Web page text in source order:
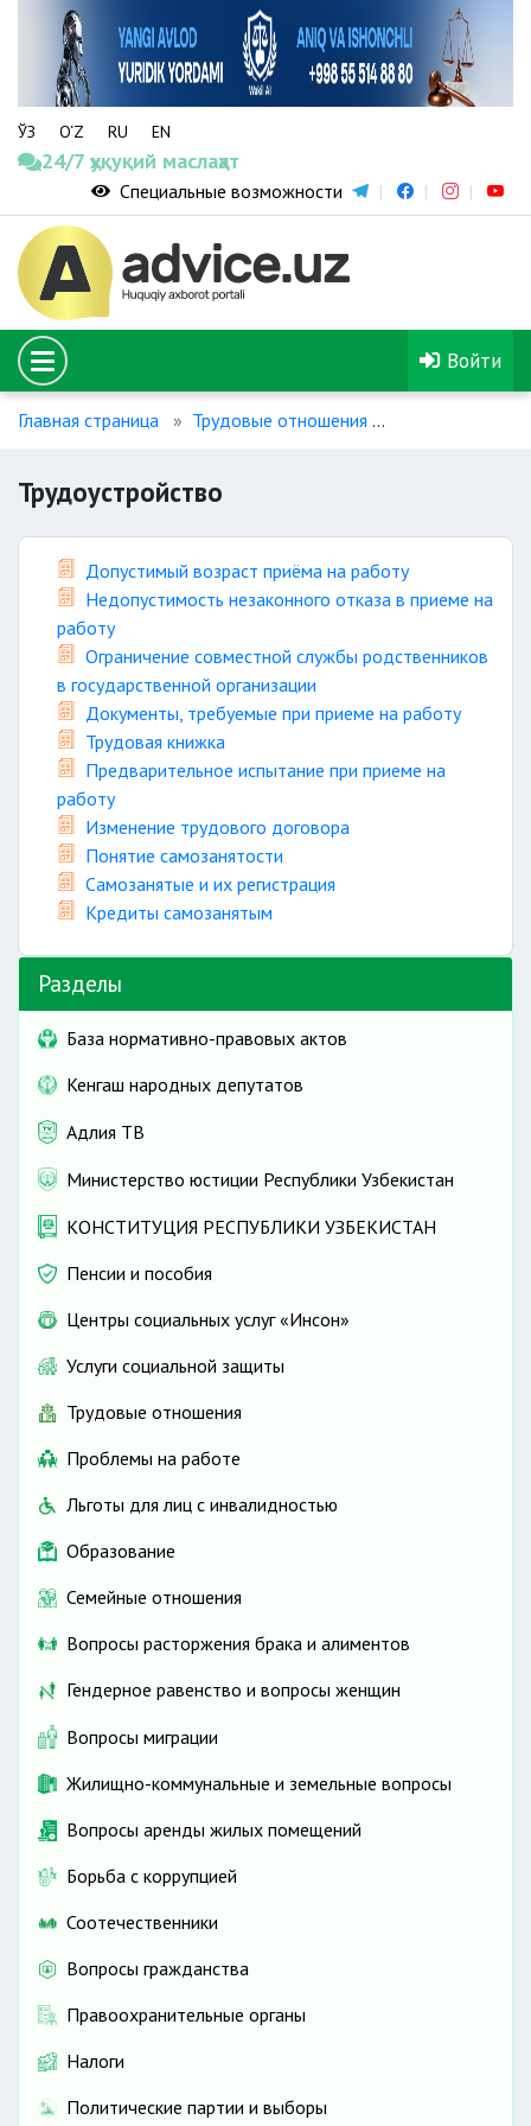
ЎЗ O‘Z RU EN
24/7 ҳуқуқий маслаҳат
Специальные возможности
Войти
Главная страница Трудовые отношения
Трудоустройство
Допустимый возраст приёма на работу
Недопустимость незаконного отказа в приеме на
работу
Ограничение совместной службы родственников
в государственной организации
Документы, требуемые при приеме на работу
Трудовая книжка
Предварительное испытание при приеме на
работу
Изменение трудового договора
Понятие самозанятости
Самозанятые и их регистрация
Кредиты самозанятым
Разделы
База нормативно-правовых актов
Кенгаш народных депутатов
Адлия ТВ
Министерство юстиции Республики Узбекистан
КОНСТИТУЦИЯ РЕСПУБЛИКИ УЗБЕКИСТАН
Пенсии и пособия
Центры социальных услуг «Инсон»
Услуги социальной защиты
Трудовые отношения
Проблемы на работе
Льготы для лиц с инвалидностью
Образование
Семейные отношения
Вопросы расторжения брака и алиментов
Гендерное равенство и вопросы женщин
Вопросы миграции
Жилищно-коммунальные и земельные вопросы
Вопросы аренды жилых помещений
Борьба с коррупцией
Соотечественники
Вопросы гражданства
Правоохранительные органы
Налоги
Политические партии и выборы